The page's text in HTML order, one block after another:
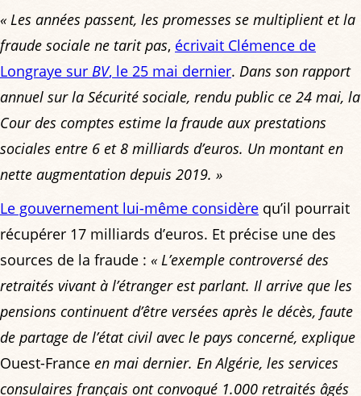
« Les années passent, les promesses se multiplient et la
fraude sociale ne tarit pas, écrivait Clémence de
Longraye sur BV, le 25 mai dernier. Dans son rapport
annuel sur la Sécurité sociale, rendu public ce 24 mai, la
Cour des comptes estime la fraude aux prestations
sociales entre 6 et 8 milliards d’euros. Un montant en
nette augmentation depuis 2019. »
Le gouvernement lui-même considère qu’il pourrait
récupérer 17 milliards d’euros. Et précise une des
sources de la fraude : « L’exemple controversé des
retraités vivant à l’étranger est parlant. Il arrive que les
pensions continuent d’être versées après le décès, faute
de partage de l’état civil avec le pays concerné, explique
Ouest-France en mai dernier. En Algérie, les services
consulaires français ont convoqué 1.000 retraités âgés